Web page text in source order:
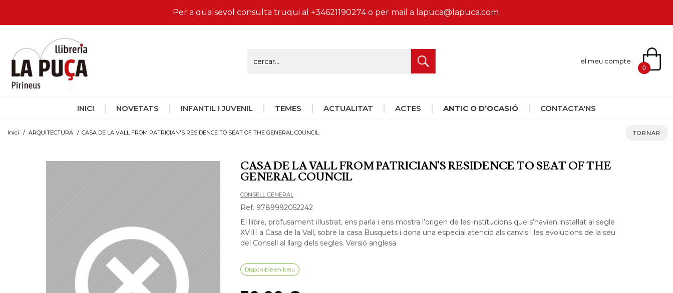
Per a qualsevol consulta truqui al +34621190274 o per mail a lapuca@lapuca.com
el meu compte
0
INICI NOVETATS INFANTIL I JUVENIL TEMES ACTUALITAT ACTES ANTIC O D’OCASIÓ CONTACTA'NS
Inici / ARQUITECTURA / CASA DE LA VALL FROM PATRICIAN'S RESIDENCE TO SEAT OF THE GENERAL COUNCIL TORNAR
CASA DE LA VALL FROM PATRICIAN'S RESIDENCE TO SEAT OF THE
GENERAL COUNCIL
CONSELL GENERAL
Ref. 9789992052242
El llibre, profusament il·lustrat, ens parla i ens mostra l’origen de les institucions que s’havien instal·lat al segle
XVIII a Casa de la Vall, sobre la casa Busquets i dona una especial atenció als canvis i les evolucions de la seu
del Consell al llarg dels segles. Versió anglesa
Disponible en breu